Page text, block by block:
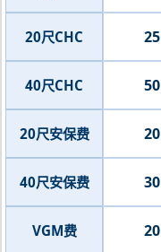
20尺CHC 25
40尺CHC 50
20尺安保费 20
40尺安保费 30
VGM费 20